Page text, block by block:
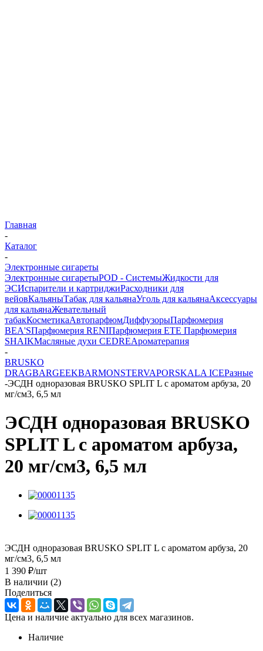
Главная
-
Каталог
-
Электронные сигареты
Электронные сигаретыPOD - СистемыЖидкости для
ЭСИспарители и картриджиРасходники для
вейовКальяныТабак для кальянаУголь для кальянаАксессуары
для кальянаЖевательный
табакКосметикаАвтопарфюмДиффузорыПарфюмерия
BEA'SПарфюмерия RENIПарфюмерия ETE Парфюмерия
SHAIKМасляные духи CEDREАроматерапия
-
BRUSKO
DRAGBARGEEKBARMONSTERVAPORSKALA ICEРазные
-ЭСДН одноразовая BRUSKO SPLIT L с ароматом арбуза, 20
мг/см3, 6,5 мл
ЭСДН одноразовая BRUSKO
SPLIT L с ароматом арбуза,
20 мг/см3, 6,5 мл
ЭСДН одноразовая BRUSKO SPLIT L с ароматом арбуза, 20
мг/см3, 6,5 мл
1 390 ₽/шт
В наличии (2)
Поделиться
Цена и наличие актуально для всех магазинов.
Наличие